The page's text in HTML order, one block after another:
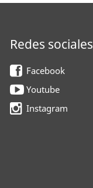
Redes sociales
Facebook
Youtube
Instagram